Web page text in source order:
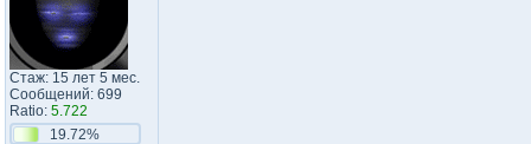
Стаж: 15 лет 5 мес.
Сообщений: 699
Ratio: 5.722
19.72%